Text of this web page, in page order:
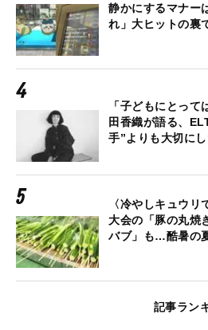
静かにするマナー
れ」大ヒットの裏
「子どもにとっ
田香織が語る、
手”よりも大切に
〈冷やしキュウ
大会の「豚の丸焼
バブ」も…酷暑の
記事ラン